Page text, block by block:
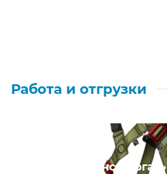
Работа и отгрузки
АО «Челябинскгоргаз»